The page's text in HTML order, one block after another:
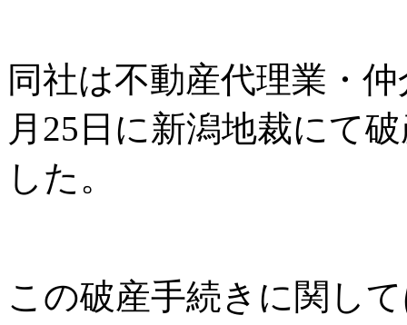
同社は不動産代理業・
月25日に新潟地裁にて
した。
この破産手続きに関し